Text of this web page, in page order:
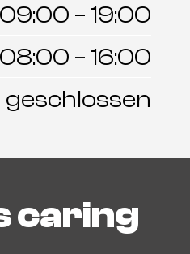
09:00 – 19:00
08:00 – 16:00
geschlossen
caring